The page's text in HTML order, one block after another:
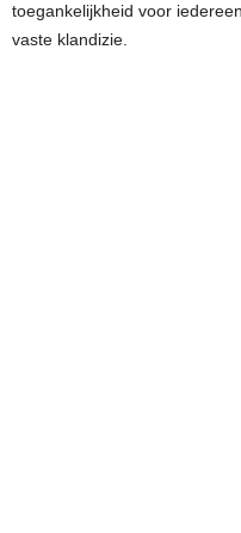
toegankelijkheid voor
vaste klandizie.